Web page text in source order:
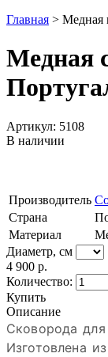
Главная > Медная
Медная
Артикул: 5108
В наличии
Производитель
Страна
Материал
Диаметр, см
4 900 р.
Количество:
Купить
Описание
Сковорода для
Изготовлена